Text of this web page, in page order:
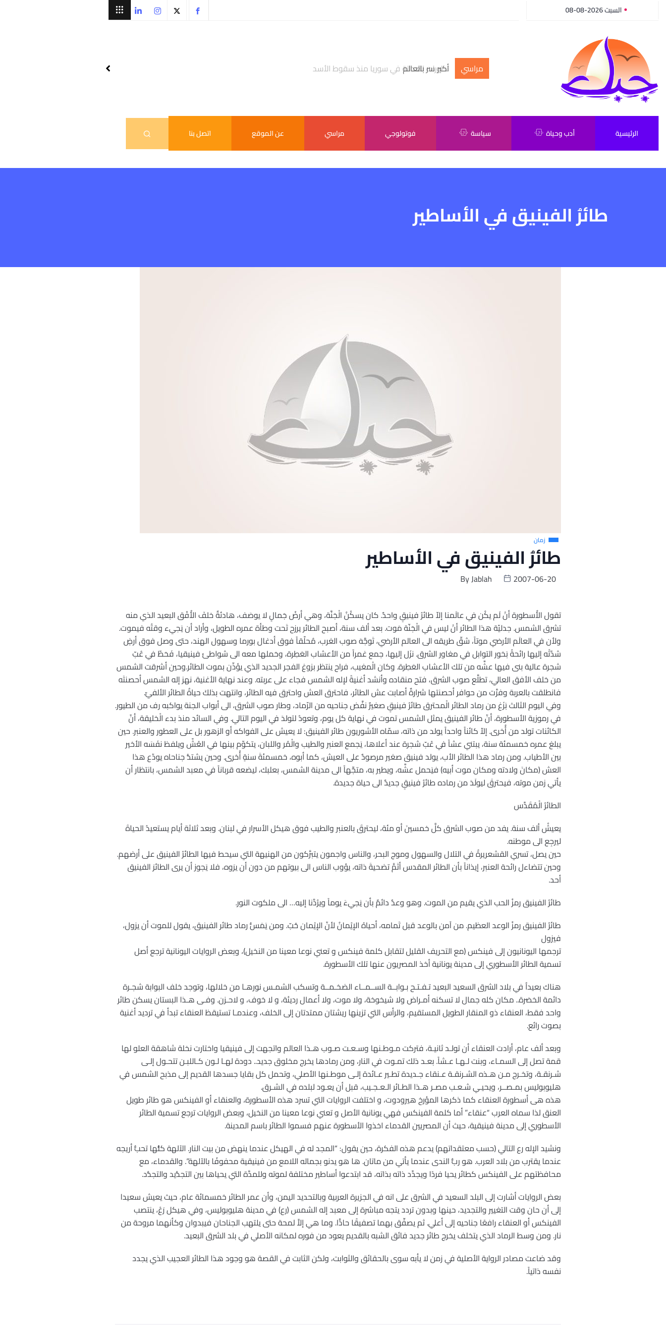
السبت 2026-08-08
مراسي أكبر سر بالعالم
الرئيسية أدب وحياة سياسة فوتولوجي مراسي عن الموقع اتصل بنا
طائرُ الفينيق في الأساطير
زمان
طائرُ الفينيق في الأساطير
ByJablah 2007-06-20
تقول الأُسطورة أنْ لَم يكُن في عالَمنا إلاّ طائرُ فينيقٍ واحدٌ. كان يسكُنُ الْجَنَّة، وهي أرضُ جَمالٍ لا يوصَف، هادئةٌ خلفَ الأُفُق البعيد الذي منه
تشرق الشمس. جدليّة هذا الطائر أنْ ليس في الْجَنّة مَوت. بعد ألف سنة، أصبح الطائر يرزح تَحت وطأة عمره الطويل، وأراد أن يَجيء وقتُه فيموت.
ولأن في العالَم الأرضي موتاً، شقّ طريقه الى العالم الأرضي، تَوجَّهَ صوب الغرب، مُحلّقاً فوق أدغال بورما وسهول الهند، حتى وصل فوق أرضٍ
شدّتْه إليها رائحةُ بَخور التوابل في مغاور الشرق. نزَل إليها، جمع غمراً من الأعشاب العَطِرة، وحَملها معه الى شواطئ فينيقيا، فَحَطّ في عُبّ
شجرة عالية بنى فيها عشَّه من تلك الأعشاب العَطِرة. وكان الْمغيب، فراح ينتظر بزوغ الفجر الجديد الذي يؤذّن بموت الطائر.وحين أشرقت الشمس
من خلف الأفق العالي، تطلَّع صوب الشرق، فتح منقاده وأنشد أغنيةً لإله الشمس فجاء على عربته. وعند نهاية الأغنية، نهز إله الشمس أحصنتَه
فانطلقت بالعربة وفرَّت من حوافر أحصنتها شرارةٌ أصابت عش الطائر، فاحترق العش واحترق فيه الطائر، وانتهت بذلكَ حياةُ الطائر الألفيّ.
وفي اليوم الثالث بَزَغ من رماد الطائر الْمحترق طائرُ فينيقٍ صغيرٌ نفَّض جناحيه من الرّماد، وطار صوب الشرق، الى أبواب الجنة يواكبه رف من الطيور.
في رموزية الأسطورة، أنّ طائر الفينيق يمثل الشمس تموت في نهاية كل يوم، وتعودُ لتولدَ في اليوم التالي. وفي السائد منذ بدء الْخليقة، أنّ
الكائنات تولد من أُخرى. إلاّ كائناً واحداً يولد من ذاته، سمّاه الأشوريون طائر الفينيق: لا يعيش على الفواكه أو الزهور بل على العطور والعنبر. حين
يبلغ عمره خمسمئة سنة، يبتني عشاً في عُبّ شجرة عند أعلاها، يَجمع العنبر والطيب والْمُر واللبان، يتكوّم بينها في العُشّ ويلفظ نفَسَه الأخير
بين الأطياب. ومن رماد هذا الطائر الأب، يولد فينيق صغير مرصودٌ على العيش، كما أبوه، خمسمئةَ سنةٍ أُخرى. وحين يشتدُّ جناحاه يودّع هذا
العش (مكانَ ولادته ومكان موت أبيه) فيَحمل عشَّه، ويطير به، متجِّهاً الى مدينة الشمس، بعلبك، ليضعه قرباناً في معبد الشمس، بانتظار أن
يأتي زمن موته، فيحترقَ ليولَدَ من رماده طائرُ فينيقٍ جديدٌ الى حياة جديدة.
الطائرُ الْمُقَدَّس
يعيشُ ألف سنة. يفد من صوب الشرق كلَّ خمسينَ أو مئة، ليحترقَ بالعنبر والطيب فوق هيكل الأسرار في لبنان. وبعد ثلاثة أيام يستعيدُ الحياةَ
ليرجِع الى موطنه.
حين يصل، تسري القشعريرةُ في التلال والسهول وموج البحر، والناس واجمون يتبرَّكون من الهنيهة التي سيحط فيها الطائرُ الفينيق على أرضهم.
وحين تتضاءل رائحة العنبر، إيذاناً بأن الطائر المقدس أتَمَّ تضحيةَ ذاته، يؤوب الناس الى بيوتهم من دون أن يرَوه، فلا يَجوز أن يرى الطائرَ الفينيق
أحد.
طائرُ الفينيق رمزُ الحب الذي يقيم من الموت. وهو وعدٌ دائمٌ بأن يَجيءَ يوماً ويرُدَّنا إليه… الى ملكوت النور.
طائرُ الفينيق رمزُ الوعد العظيم. من آمن بالوعد قبل تَمامه، أحياهُ الإيْمانُ لأنّ الإيْمان حُبّ. ومن يَمَسُّ رماد طائر الفينيق، يقول للموت أن يزول،
فيزول
ترجمها اليونانيون إلى فينكس (مع التحريف القليل لتقابل كلمة فينكس و تعني نوعا معينا من النخيل)، وبعض الروايات اليونانية ترجع أصل
تسمية الطائر الأسطوري إلى مدينة يونانية أخذ المصريون عنها تلك الأسطورة.
هناك بعيداُ في بلاد الشرق السعيد البعيد تـفـتـح بـوابــة الســمــاء الضخـمــة وتسكب الشمـس نورهـا من خلالها، وتوجد خلف البوابة شجـرة
دائمة الخضرة.. مكان كله جمال لا تسكنه أمـراض ولا شيخوخة، ولا موت، ولا أعمال رديئة، و لا خوف، و لاحـزن. وفـى هـذا البستان يسكن طائر
واحد فقط، العنقاء ذو المنقار الطويل المستقيم، والرأس التي تزينها ريشتان ممتدتان إلى الخلف، وعندمـا تستيقظ العنقاء تبدأ في ترديد أغنية
بصوت رائع.
وبعد ألف عام، أرادت العنقاء أن تولـد ثانيـة، فتركت مـوطـنها وسـعـت صـوب هـذا العالم واتجهت إلى فينيقيا واختارت نخلة شاهقة العلو لها
قمة تصل إلى السمـاء، وبنت لـهـا عـشاً. بعـد ذلك تمـوت في النار، ومن رمادها يخرج مخلوق جديد.. دودة لهـا لـون كـاللبـن تتحـول إلـى
شـرنقـة، وتخـرج مـن هـذه الشـرنقـة عـنقاء جـديدة تطـير عـائدة إلـى موطـنها الأصلي، وتحمل كل بقايا جسدها القديم إلى مذبح الشمس في
هليوبوليس بمـصــر، ويحيـي شـعـب مصـر هـذا الطـائر الـعـجـيب، قبل أن يعـود لبلده في الشـرق.
هذه هى أسطورة العنقاء كما ذكرها المؤرخ هيرودوت، و اختلفت الروايات التي تسرد هذه الأسطورة، والعنقاء أو الفينكس هو طائر طويل
العنق لذا سماه العرب “عنقاء” أما كلمة الفينكس فهي يونانية الأصل و تعني نوعا معينا من النخيل، وبعض الروايات ترجع تسمية الطائر
الأسطوري إلى مدينة فينيقية، حيث أن المصريين القدماء اخذوا الأسطورة عنهم فسموا الطائر باسم المدينة.
ونشيد الإله رع التالي (حسب معتقداتهم) يدعم هذه الفكرة، حين يقول: “المجد له في الهيكل عندما ينهض من بيت النار. الآلهة كلُّها تحبُّ أريجه
عندما يقترب من بلاد العرب. هو ربُّ الندى عندما يأتي من ماتان. ها هو يدنو بجماله اللامع من فينيقية محفوفًا بالآلهة”. والقدماء، مع
محافظتهم على الفينكس كطائر يحيا فردًا ويجدِّد ذاته بذاته، قد ابتدعوا أساطير مختلفة لموته وللمدَّة التي يحياها بين التجدُّيد والتجدُّد.
بعض الروايات أشارت إلى البلد السعيد في الشرق على انه في الجزيرة العربية وبالتحديد اليمن، وأن عمر الطائر خمسمائة عام، حيث يعيش سعيدا
إلى أن حان وقت التغيير والتجديد، حينها وبدون تردد يتجه مباشرة إلى معبد إله الشمس (رع) في مدينة هليوبوليس، وفي هيكل رَعْ، ينتصب
الفينكس أو العنقاء رافعًا جناحيه إلى أعلي. ثم يصفِّق بهما تصفيقًا حادًّا. وما هي إلاَّ لمحة حتى يلتهب الجناحان فيبدوان وكأنهما مروحة من
نار. ومن وسط الرماد الذي يتخلف يخرج طائر جديد فائق الشبه بالقديم يعود من فوره لمكانه الأصلي في بلد الشرق البعيد.
وقد ضاعت مصادر الرواية الأصلية في زمن لا يأبه سوى بالحقائق والثوابت، ولكن الثابت في القصة هو وجود هذا الطائر العجيب الذي يجدد
نفسه ذاتياً.